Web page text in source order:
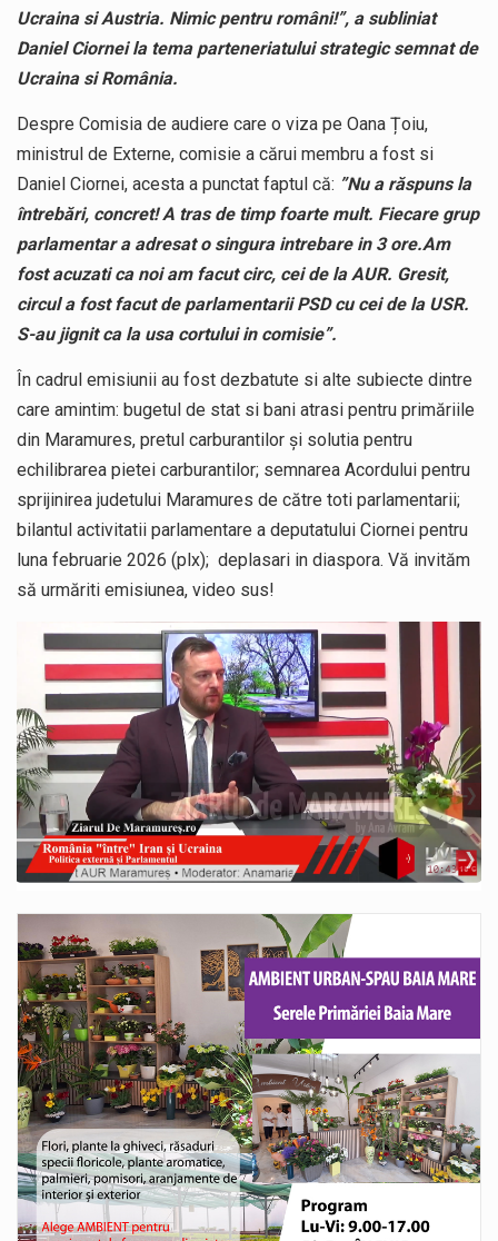
Ucraina si Austria. Nimic pentru români!”, a subliniat
Daniel Ciornei la tema parteneriatului strategic semnat de
Ucraina si România.
Despre Comisia de audiere care o viza pe Oana Țoiu,
ministrul de Externe, comisie a cărui membru a fost si
Daniel Ciornei, acesta a punctat faptul că: ”Nu a răspuns la
întrebări, concret! A tras de timp foarte mult. Fiecare grup
parlamentar a adresat o singura intrebare in 3 ore.Am
fost acuzati ca noi am facut circ, cei de la AUR. Gresit,
circul a fost facut de parlamentarii PSD cu cei de la USR.
S-au jignit ca la usa cortului in comisie”.
În cadrul emisiunii au fost dezbatute si alte subiecte dintre
care amintim: bugetul de stat si bani atrasi pentru primăriile
din Maramures, pretul carburantilor și solutia pentru
echilibrarea pietei carburantilor; semnarea Acordului pentru
sprijinirea judetului Maramures de către toti parlamentarii;
bilantul activitatii parlamentare a deputatului Ciornei pentru
luna februarie 2026 (plx); deplasari in diaspora. Vă invităm
să urmăriti emisiunea, video sus!